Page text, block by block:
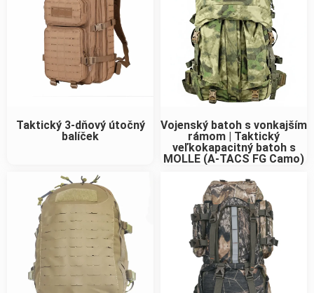
Taktický 3-dňový útočný
balíček
Vojenský batoh s vonkajším
rámom | Taktický
veľkokapacitný batoh s
MOLLE (A-TACS FG Camo)